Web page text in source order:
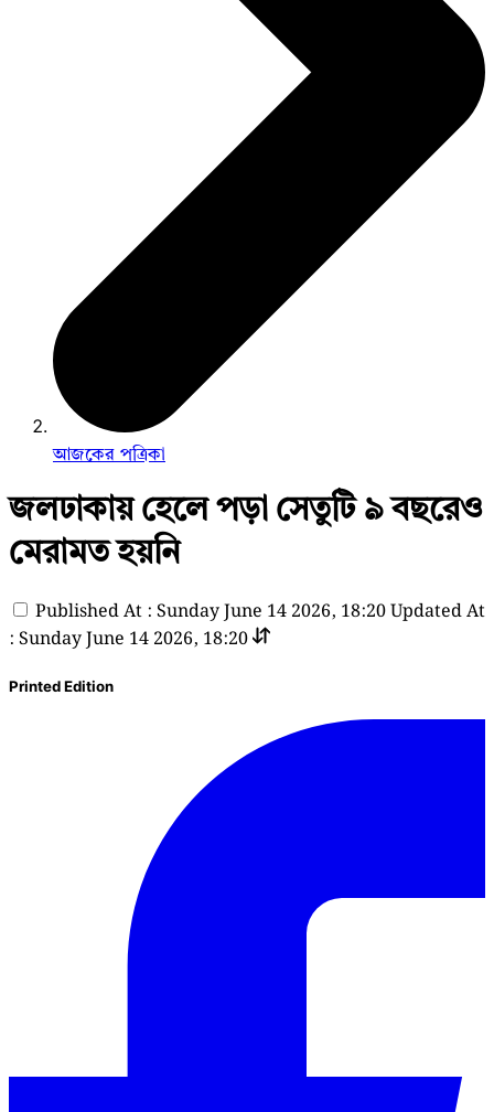
আজকের পত্রিকা
জলঢাকায় হেলে পড়া সেতুটি ৯ বছরেও
মেরামত হয়নি
Published At : Sunday June 14 2026, 18:20Updated At
: Sunday June 14 2026, 18:20
Printed Edition